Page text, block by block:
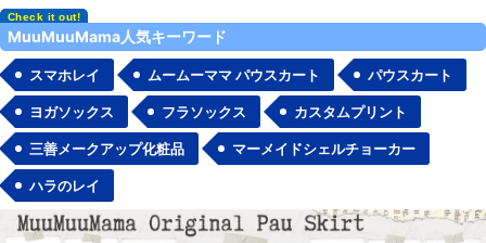
MuuMuuMama人気キーワード
スマホレイ ムームーママ パウスカート パウスカート
ヨガソックス フラソックス カスタムプリント
三善メークアップ化粧品 マーメイドシェルチョーカー
ハラのレイ